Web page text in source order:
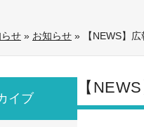
せ » お知らせ » 【NEWS】
【
イブ